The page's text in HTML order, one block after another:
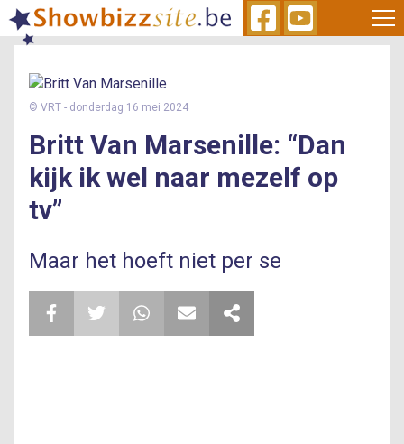
Skip
to
© VRT - donderdag 16 mei 2024
Britt Van Marsenille: “Dan
kijk ik wel naar mezelf op
tv”
Maar het hoeft niet per se